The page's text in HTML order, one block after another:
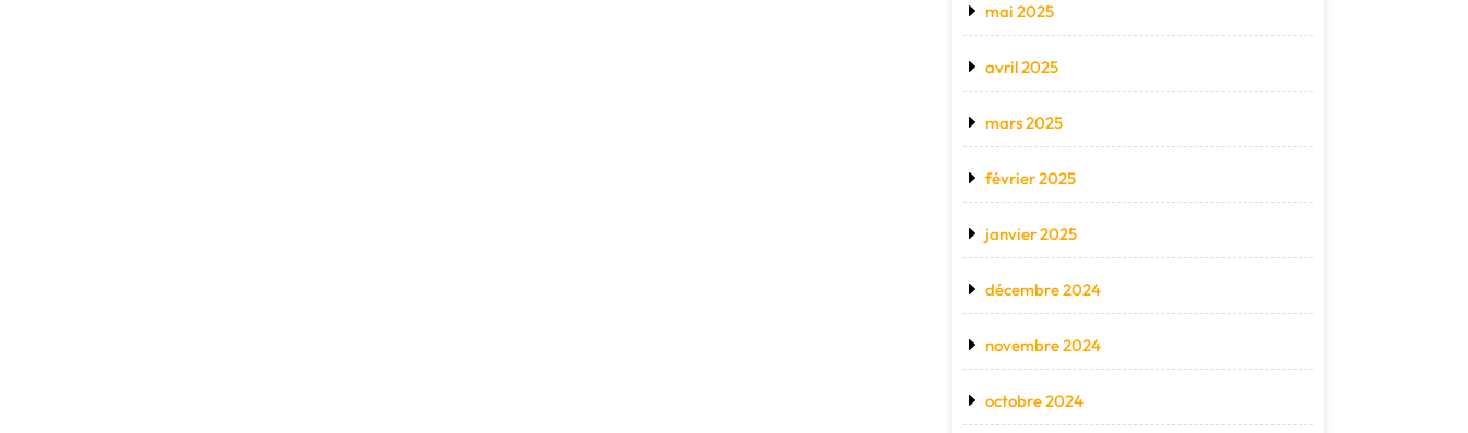
mai 2025
avril 2025
mars 2025
février 2025
janvier 2025
décembre 2024
novembre 2024
octobre 2024